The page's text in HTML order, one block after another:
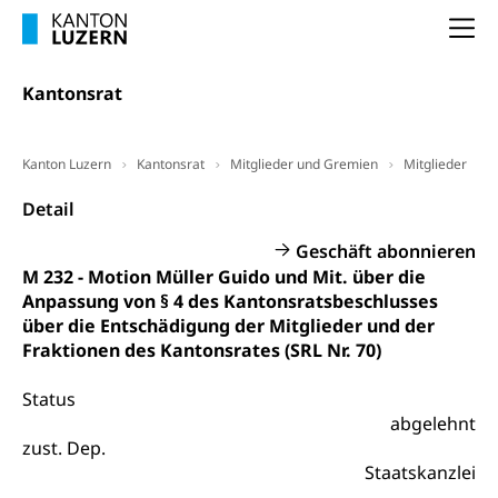
Kantonsrat
Kanton Luzern Kantonsrat Mitglieder und Gremien Mitglieder
Detail
Geschäft abonnieren
M 232 - Motion Müller Guido und Mit. über die
Anpassung von § 4 des Kantonsratsbeschlusses
über die Entschädigung der Mitglieder und der
Fraktionen des Kantonsrates (SRL Nr. 70)
Status
abgelehnt
zust. Dep.
Staatskanzlei
Dienststelle Steuern - Wissenswertes
AHV-Altersrente (WAS Luzern)
LUPK - Luzerner Pensionskasse
Bildung und Forschung
Wissenschaft, Forschung, Entwicklung, Projekte
Pilotprojekte Klima
Innovative Projekte Landwirtschaft und
Wald
Projektförderung Universität Luzern unilu
Erwachsenenbildung und Weiterbildung
Umschulung, zweiter Bildungsweg,
Nachdiplomstudium, Zusatzlehre, Höhere
Berufsbildung, Berufsmatura nach Lehre,
Neuorientierung, Grundkompetenzen,
Studienberatung, Beratung und Unterstützung,